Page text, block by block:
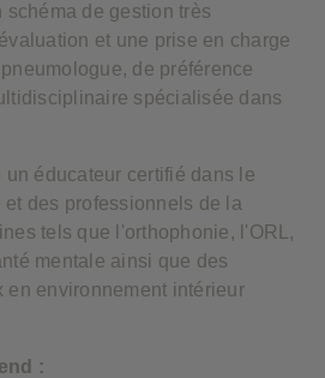
schéma de gestion très
et une prise en charge
de préférence
spécialisée dans
un éducateur certifié dans le
et des professionnels de la
tels que l'orthophonie, l'ORL,
mentale ainsi que des
en environnement intérieur
: